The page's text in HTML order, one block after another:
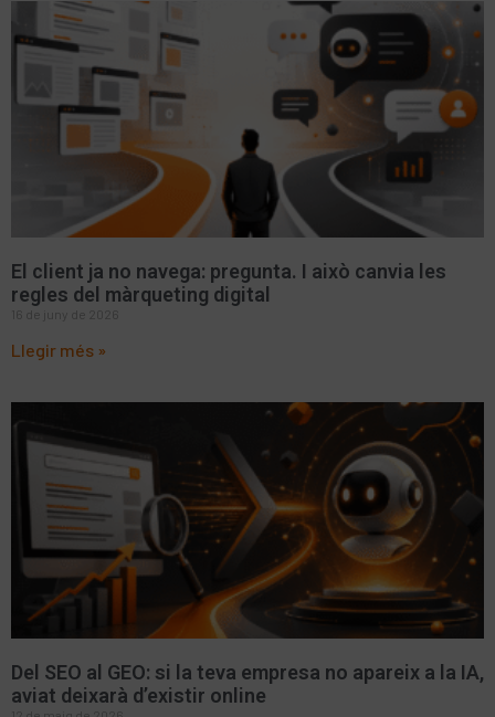
El client ja no navega: pregunta. I això canvia les
regles del màrqueting digital
16 de juny de 2026
Llegir més »
Del SEO al GEO: si la teva empresa no apareix a la IA,
aviat deixarà d’existir online